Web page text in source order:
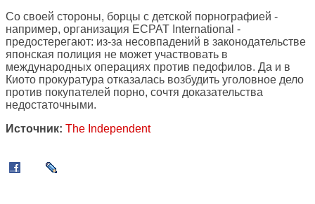
Со своей стороны, борцы с детской порнографией -
например, организация ECPAT International -
предостерегают: из-за несовпадений в законодательстве
японская полиция не может участвовать в
международных операциях против педофилов. Да и в
Киото прокуратура отказалась возбудить уголовное дело
против покупателей порно, сочтя доказательства
недостаточными.
Источник: The Independent